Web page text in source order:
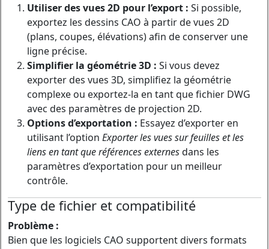
Utiliser des vues 2D pour l’export : Si possible,
exportez les dessins CAO à partir de vues 2D
(plans, coupes, élévations) afin de conserver une
ligne précise.
Simplifier la géométrie 3D : Si vous devez
exporter des vues 3D, simplifiez la géométrie
complexe ou exportez-la en tant que fichier DWG
avec des paramètres de projection 2D.
Options d’exportation : Essayez d’exporter en
utilisant l’option Exporter les vues sur feuilles et les
liens en tant que références externesdans les
paramètres d’exportation pour un meilleur
contrôle.
Type de fichier et compatibilité
Problème :
Bien que les logiciels CAO supportent divers formats